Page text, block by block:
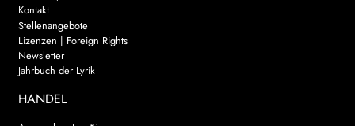
Kontakt
Stellenangebote
Lizenzen | Foreign Rights
Newsletter
Jahrbuch der Lyrik
HANDEL